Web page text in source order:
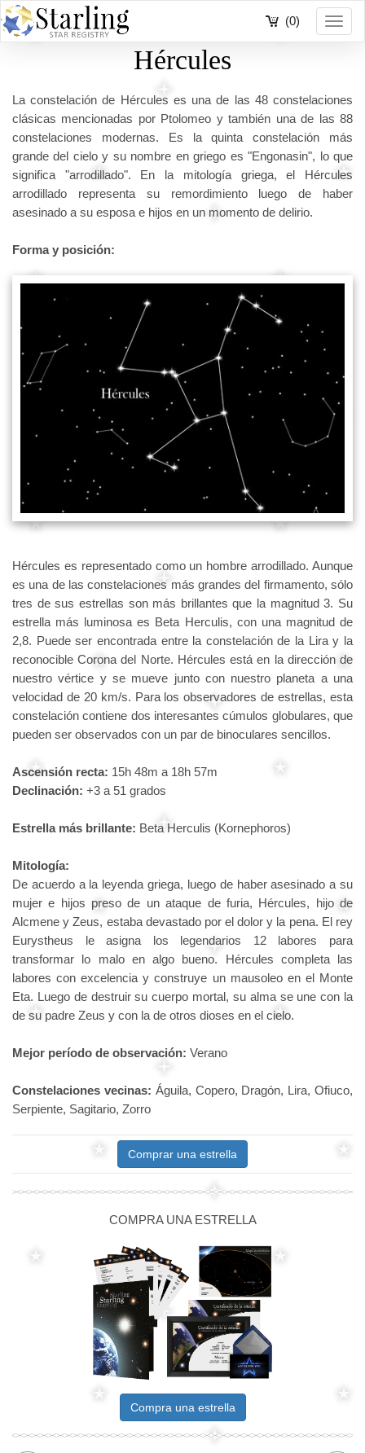
(0)
Hércules
La constelación de Hércules es una de las 48 constelaciones
clásicas mencionadas por Ptolomeo y también una de las 88
constelaciones modernas. Es la quinta constelación más
grande del cielo y su nombre en griego es "Engonasin", lo que
significa "arrodillado". En la mitología griega, el Hércules
arrodillado representa su remordimiento luego de haber
asesinado a su esposa e hijos en un momento de delirio.
Forma y posición:
Hércules es representado como un hombre arrodillado. Aunque
es una de las constelaciones más grandes del firmamento, sólo
tres de sus estrellas son más brillantes que la magnitud 3. Su
estrella más luminosa es Beta Herculis, con una magnitud de
2,8. Puede ser encontrada entre la constelación de la Lira y la
reconocible Corona del Norte. Hércules está en la dirección de
nuestro vértice y se mueve junto con nuestro planeta a una
velocidad de 20 km/s. Para los observadores de estrellas, esta
constelación contiene dos interesantes cúmulos globulares, que
pueden ser observados con un par de binoculares sencillos.
Ascensión recta: 15h 48m a 18h 57m
Declinación: +3 a 51 grados
Estrella más brillante: Beta Herculis (Kornephoros)
Mitología:
De acuerdo a la leyenda griega, luego de haber asesinado a su
mujer e hijos preso de un ataque de furia, Hércules, hijo de
Alcmene y Zeus, estaba devastado por el dolor y la pena. El rey
Eurystheus le asigna los legendarios 12 labores para
transformar lo malo en algo bueno. Hércules completa las
labores con excelencia y construye un mausoleo en el Monte
Eta. Luego de destruir su cuerpo mortal, su alma se une con la
de su padre Zeus y con la de otros dioses en el cielo.
Mejor período de observación: Verano
Constelaciones vecinas: Águila, Copero, Dragón, Lira, Ofiuco,
Serpiente, Sagitario, Zorro
Comprar una estrella
COMPRA UNA ESTRELLA
Compra una estrella